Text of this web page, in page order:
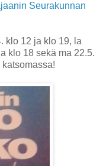
Seurakunnan
klo 12 ja klo 19, la
klo 18 sekä ma 22.5.